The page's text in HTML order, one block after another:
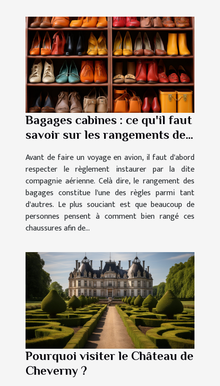
Bagages cabines : ce qu'il faut
savoir sur les rangements des
Avant de faire un voyage en avion, il faut d'abord
respecter le règlement instaurer par la dite
compagnie aérienne. Celà dire, le rangement des
bagages constitue l'une des règles parmi tant
d'autres. Le plus souciant est que beaucoup de
personnes pensent à comment bien rangé ces
chaussures afin de...
Pourquoi visiter le Château de
Cheverny ?